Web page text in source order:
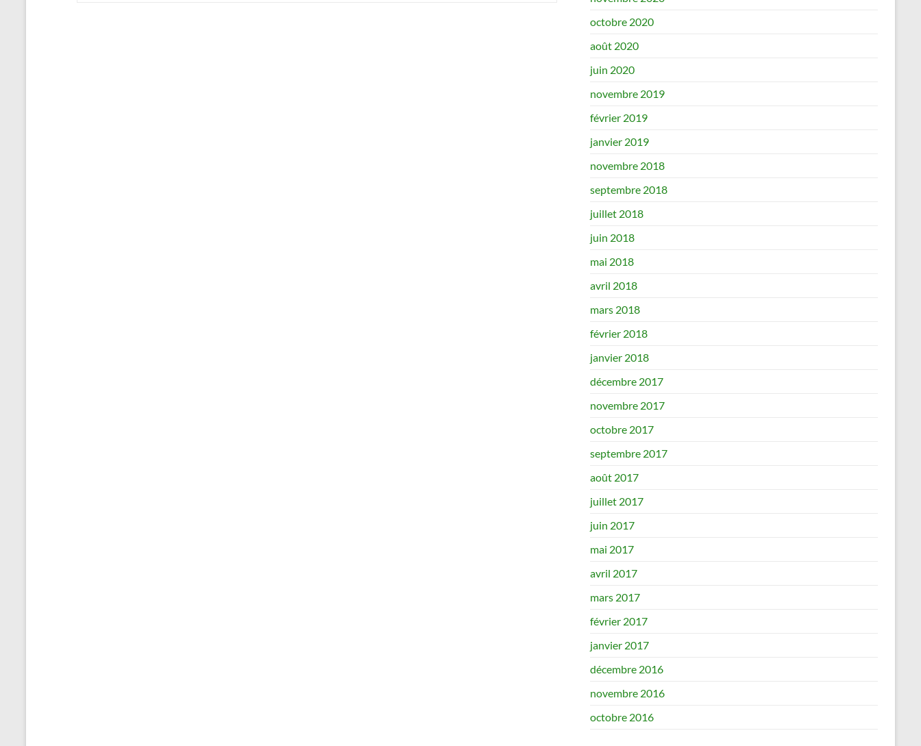
octobre 2020
août 2020
juin 2020
novembre 2019
février 2019
janvier 2019
novembre 2018
septembre 2018
juillet 2018
juin 2018
mai 2018
avril 2018
mars 2018
février 2018
janvier 2018
décembre 2017
novembre 2017
octobre 2017
septembre 2017
août 2017
juillet 2017
juin 2017
mai 2017
avril 2017
mars 2017
février 2017
janvier 2017
décembre 2016
novembre 2016
octobre 2016